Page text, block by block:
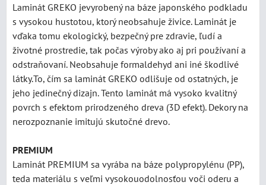
Laminát GREKO jevyrobený na báze japonského podkladu
s vysokou hustotou, ktorý neobsahuje živice. Laminát je
vďaka tomu ekologický, bezpečný pre zdravie, ľudí a
životné prostredie, tak počas výroby ako aj pri používaní a
odstraňovaní. Neobsahuje formaldehyd ani iné škodlivé
látky.To, čím sa laminát GREKO odlišuje od ostatných, je
jeho jedinečný dizajn. Tento laminát má vysoko kvalitný
povrch s efektom prirodzeného dreva (3D efekt). Dekory na
nerozpoznanie imitujú skutočné drevo.
PREMIUM
Laminát PREMIUM sa vyrába na báze polypropylénu (PP),
teda materiálu s veľmi vysokouodolnosťou voči oderu a